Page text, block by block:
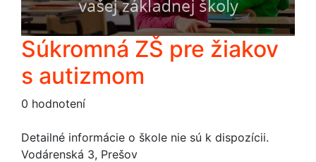
Súkromná ZŠ pre žiakov
s autizmom
0 hodnotení
Detailné informácie o škole nie sú k dispozícii.
Vodárenská 3, Prešov